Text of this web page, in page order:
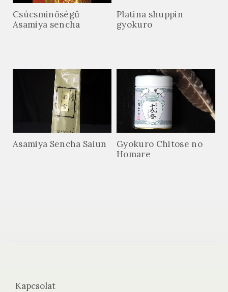
Csúcsminőségű
Asamiya sencha
Platina shuppin
gyokuro
Asamiya Sencha Saiun
Gyokuro Chitose no
Homare
Kapcsolat